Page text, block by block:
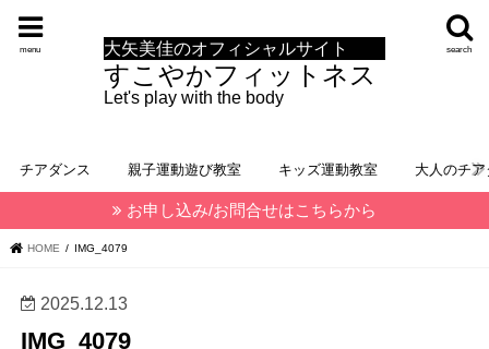
大矢美佳のオフィシャルサイト
すこやかフィットネス
Let's play with the body
search
menu
チアダンス 親子運動遊び教室 キッズ運動教室 大人のチ
お申し込み/お問合せはこちらから
HOME IMG_4079
2025.12.13
IMG_4079